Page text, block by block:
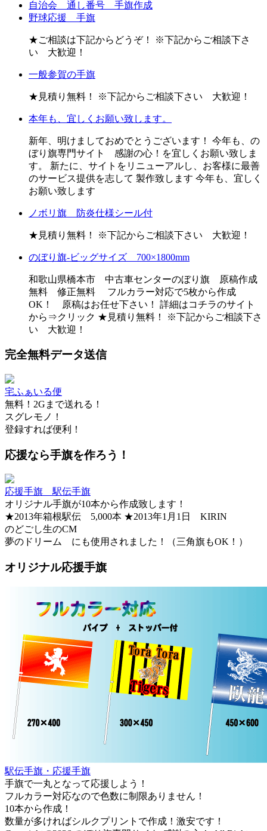
自治会 通し番号 手旗作成
野球応援 手旗
★ご相談は下記からどうぞ！ ※下記からご相談下さ
い 大歓迎！
一般参賀の手旗
★見積り無料！ ※下記からご相談下さい 大歓迎！
本年も、宜しくお願い致します。
新年、明けましておめでとうございます！ 今年も、の
ぼり旗専門サイト 感謝の心！を宜しくお願い致しま
す。 新たに、サイトをリニューアルし、お客様に最善
のサービス提供を志して 製作致します 今年も、宜しく
お願い致します
ノボリ旗 防炎仕様シール付
★見積り無料！ ※下記からご相談下さい 大歓迎！
のぼり旗-ビッグサイズ 700×1800mm
和歌山県橋本市 中古車センターのぼり旗 原稿作成
無料 修正無料 フルカラー対応で5枚から作成
OK！ 原稿はお任せ下さい！ 詳細はコチラのサイト
から⇒クリック ★見積り無料！ ※下記からご相談下さ
い 大歓迎！
完全無料データ送信
宅ふぁいる便
無料！2Gまで送れる！
スグレモノ！
登録すれば便利！
応援なら手旗を作ろう！
応援手旗 駅伝手旗
オリジナル手旗が10本から作成致します！
★2013年箱根駅伝 5,000本 ★2013年1月1日 KIRIN
のどごし生のCM
夢のドリーム にも使用されました！（三角旗もOK！）
オリジナル応援手旗
駅伝手旗・応援手旗
手旗で一丸となって応援しよう！
フルカラー対応なので色数に制限ありません！
10本から作成！
数量が多ければシルクプリントで作成！激安です！